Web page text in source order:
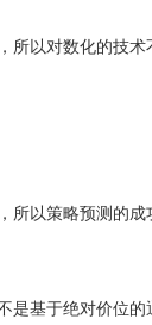
以对数化的技术
以策略预测的
基于绝对价位